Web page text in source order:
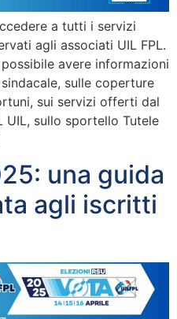
a tutti i servizi
agli associati UIL FPL.
avere informazioni
sulle coperture
sui servizi offerti dal
UIL, sullo sportello Tutele
una guida
agli iscritti